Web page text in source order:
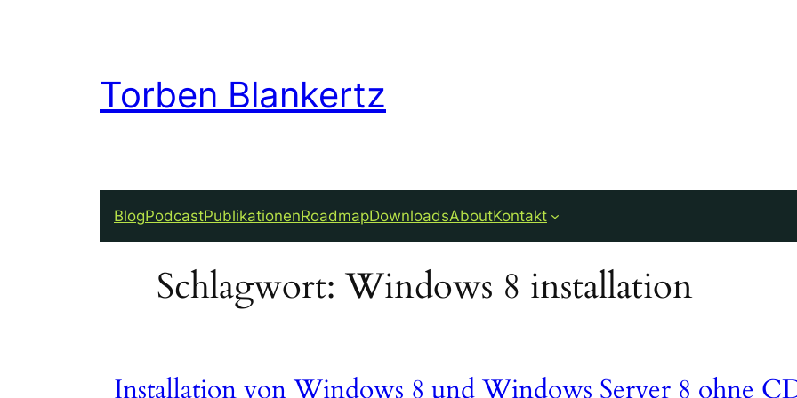
Torben Blankertz
BlogPodcastPublikationenRoadmapDownloadsAboutKontakt
Schlagwort: Windows 8 installation
Installation von Windows 8 und Windows Server 8 ohne